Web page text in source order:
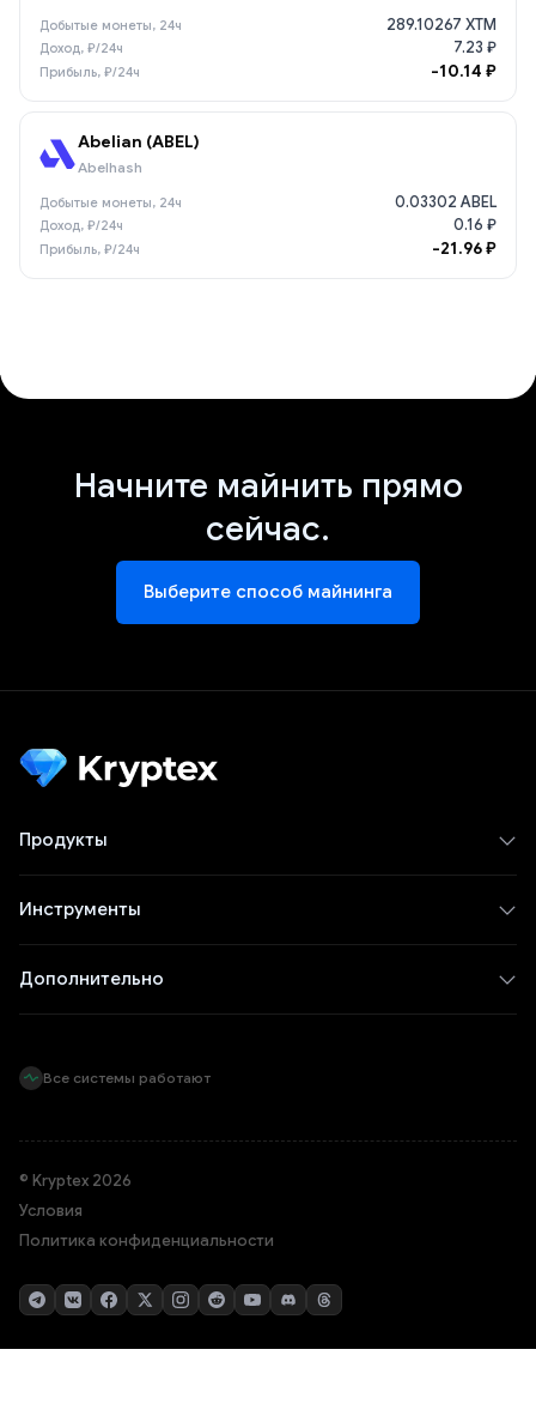
289.10267 XTM
7.23 ₽
-10.14 ₽
Abelian (ABEL)
Abelhash
0.03302 ABEL
0.16 ₽
-21.96 ₽
Начните майнить прямо
сейчас.
Выберите способ майнинга
Продукты
Инструменты
Дополнительно
Все системы работают
© Kryptex 2026
Условия
Политика конфиденциальности